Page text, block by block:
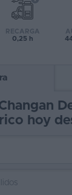
RECARGA
0,25 h
hoy